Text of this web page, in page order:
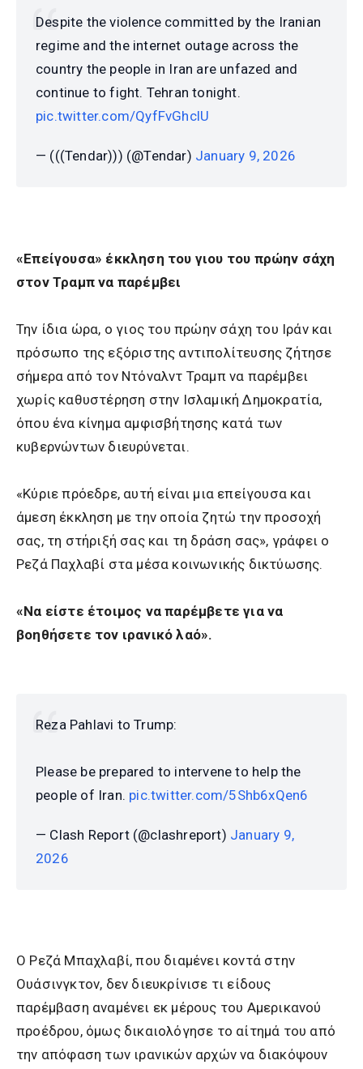
Despite the violence committed by the Iranian
regime and the internet outage across the
country the people in Iran are unfazed and
continue to fight. Tehran tonight.
pic.twitter.com/QyfFvGhclU
— (((Tendar))) (@Tendar) January 9, 2026
«Επείγουσα» έκκληση του γιου του πρώην σάχη
στον Τραμπ να παρέμβει
Την ίδια ώρα, ο γιος του πρώην σάχη του Ιράν και
πρόσωπο της εξόριστης αντιπολίτευσης ζήτησε
σήμερα από τον Ντόναλντ Τραμπ να παρέμβει
χωρίς καθυστέρηση στην Ισλαμική Δημοκρατία,
όπου ένα κίνημα αμφισβήτησης κατά των
κυβερνώντων διευρύνεται.
«Κύριε πρόεδρε, αυτή είναι μια επείγουσα και
άμεση έκκληση με την οποία ζητώ την προσοχή
σας, τη στήριξή σας και τη δράση σας», γράφει ο
Ρεζά Παχλαβί στα μέσα κοινωνικής δικτύωσης.
«Να είστε έτοιμος να παρέμβετε για να
βοηθήσετε τον ιρανικό λαό».
Reza Pahlavi to Trump:
Please be prepared to intervene to help the
people of Iran. pic.twitter.com/5Shb6xQen6
— Clash Report (@clashreport) January 9,
2026
Ο Ρεζά Μπαχλαβί, που διαμένει κοντά στην
Ουάσινγκτον, δεν διευκρίνισε τι είδους
παρέμβαση αναμένει εκ μέρους του Αμερικανού
προέδρου, όμως δικαιολόγησε το αίτημά του από
την απόφαση των ιρανικών αρχών να διακόψουν